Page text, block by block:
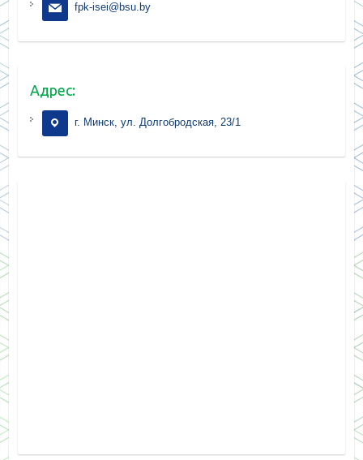
fpk-isei@bsu.by
Адрес:
г. Минск, ул. Долгобродская, 23/1